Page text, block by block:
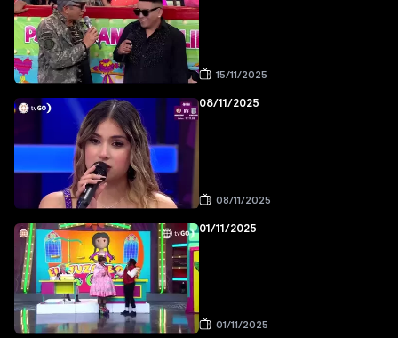
15/11/2025
08/11/2025
08/11/2025
01/11/2025
01/11/2025